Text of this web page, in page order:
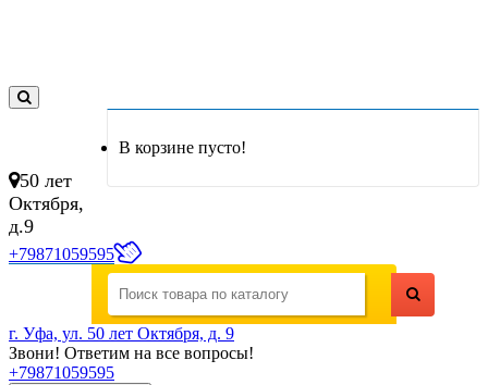
В корзине пусто!
50 лет
Октября,
д.9
+79871059595
г. Уфа, ул. 50 лет Октября, д. 9
Звони! Ответим на все вопросы!
+79871059595